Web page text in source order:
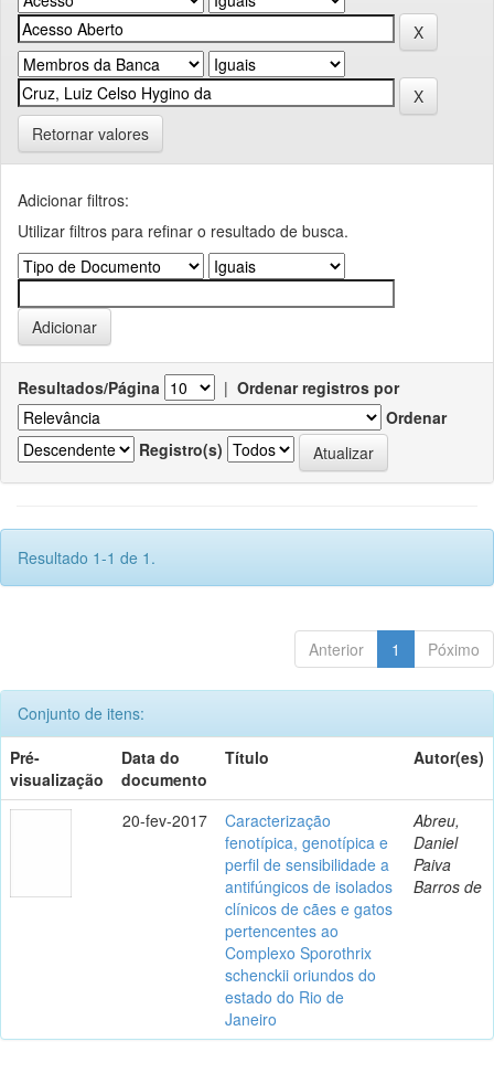
Retornar valores
Adicionar filtros:
Utilizar filtros para refinar o resultado de busca.
Resultados/Página | Ordenar registros por
Ordenar
Registro(s)
Resultado 1-1 de 1.
Anterior 1 Póximo
Conjunto de itens:
Pré-
visualização
Data do
documento
Título Autor(es)
20-fev-2017
Caracterização
fenotípica, genotípica e
perfil de sensibilidade a
antifúngicos de isolados
clínicos de cães e gatos
pertencentes ao
Complexo Sporothrix
schenckii oriundos do
estado do Rio de
Janeiro
Abreu,
Daniel
Paiva
Barros de